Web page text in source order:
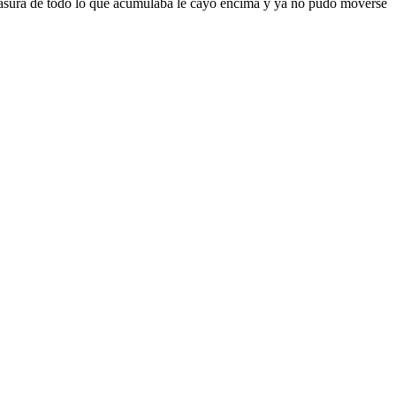
de todo lo que acumulaba le cayó encima y ya no pudo moverse